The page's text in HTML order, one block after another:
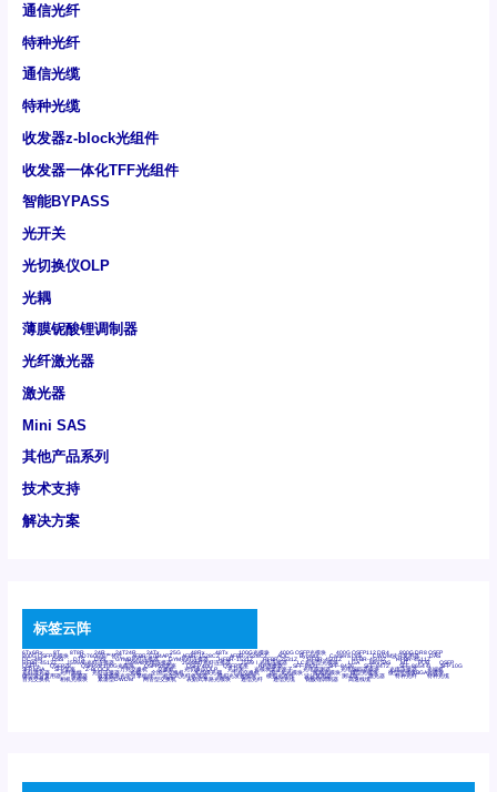
通信光纤
特种光纤
通信光缆
特种光缆
收发器z-block光组件
收发器一体化TFF光组件
智能BYPASS
光开关
光切换仪OLP
光耦
薄膜铌酸锂调制器
光纤激光器
激光器
Mini SAS
其他产品系列
技术支持
解决方案
标签云阵
6Tx6Rx 8T 8T8R 24R 24T24R 24Tx 25G 48Rx 48Tx 100G光模块 400G OSFP光模块 400G QSFP112 DR4 800G DR8 OSFP
800G OSFP光模块 AD7606国产替代 AFBR-57B4APZ AFBR-1528CZ AFBR-2528CZ AOC Bypass Camera Link CWDM波分复用器 DAS
DC~4M DSS DTS DVS GYMB光纤连接器 GYM光纤连接器 HFBR-1531Z HFBR-2531Z HFBR-4501Z HFBR-4503Z HFBR-4511Z
HFBR-4513Z J599A6光纤连接器 J599A8光电连接器 J599MT光纤连接器 J599Ⅰ光电连接器 LC超短型光模块 LGA Mini SAS MT POB QSFP
QSFP+ QSFP28 QSFP28 100G光模块 QSFP28笼座 QSFP 40G QSFP笼座 RP连接器 SFF-8431 SFF-8436 SFF-8472 SFF-8654 4i SFP 10G
SFP MSA SFP笼座 Z-BLOCK 万兆交换机 交换机 光切换仪OLP 光开关 光模块笼子座子 光电探测器 光电编码器模块 光电连接器 光端机
光纤激光器 光纤跳线 光纤连接器 光耦 全国产交换机 军品级光耦 千兆交换机 国产化光模块 射频光模块 微型光模块 微型可插拔BGA光模块
微型波分复用器 探测器 收发模块光学引擎组件 机架式光纤收发器 模拟光发射模块 模拟光器件 波分复用器 测试版 激光器 特种光纤 特种光缆
百兆交换机 相机光模块 紧凑型DWDM 网管型交换机 表贴式单路光模块 通信光纤 通信光缆 铌酸锂调制器 高速线缆